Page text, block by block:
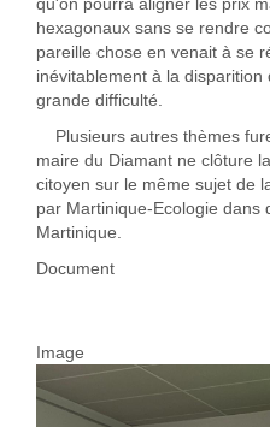
qu'on pourra aligner les prix
hexagonaux sans se rendre
pareille chose en venait à se
inévitablement à la
grande difficulté.
Plusieurs autres thèmes
maire du Diamant ne clôture
citoyen sur le même sujet de
par Martinique-Ecologie dans
Martinique.
Document
Image